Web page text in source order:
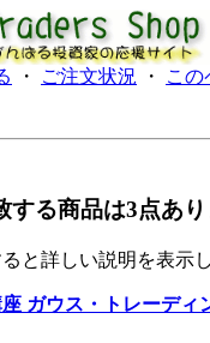
・ ご注文状況 ・ この
する商品は3点あり
と詳しい説明を表示し
ガウス・トレーディ